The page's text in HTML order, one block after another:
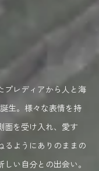
プレディアから人と海
生。 様々な表情を持
を受け入れ、 愛す
るようにありのままの
い自分との出会い。